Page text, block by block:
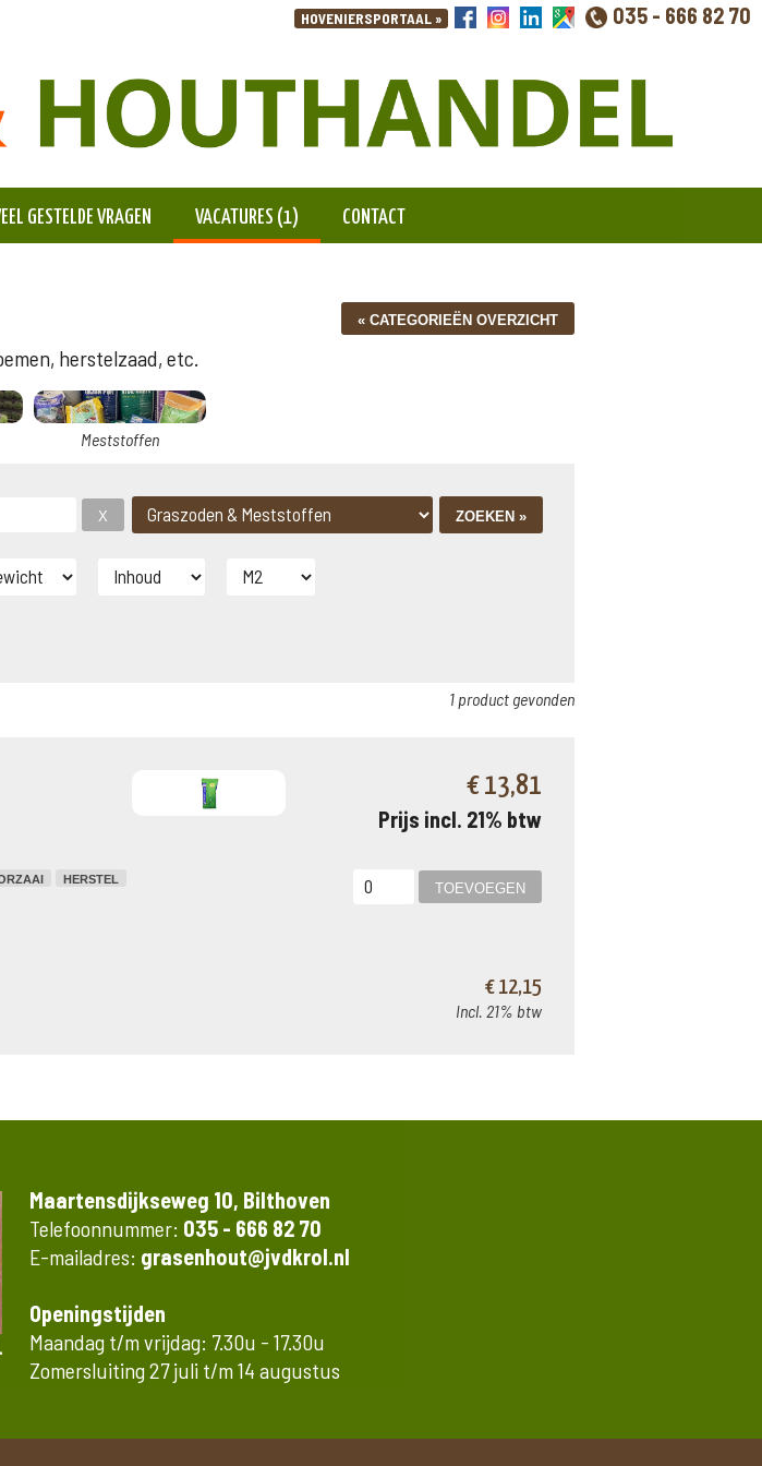
035 - 666 82 70
GESTELDE VRAGEN VACATURES (1) CONTACT
herstelzaad, etc.
Meststoffen
1 product gevonden
HERSTEL
€ 13,81
Prijs incl. 21% btw
€ 12,15
Incl. 21% btw
Maartensdijkseweg 10, Bilthoven
Telefoonnummer: 035 - 666 82 70
E-mailadres: grasenhout@jvdkrol.nl
Openingstijden
Maandag t/m vrijdag: 7.30u - 17.30u
Zomersluiting 27 juli t/m 14 augustus